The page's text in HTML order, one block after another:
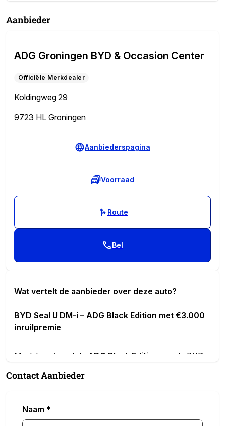
Aanbieder
ADG Groningen BYD & Occasion Center
Officiële Merkdealer
Koldingweg 29
9723 HL Groningen
Aanbiederspagina
Voorraad
Route
Bel
Wat vertelt de aanbieder over deze auto?
BYD Seal U DM-i – ADG Black Edition met €3.000
inruilpremie
Maak kennis met de ADG Black Edition
van de BYD
wat anders wil. Deze uitvoering wordt volledig
resultaat is een strakke, sportieve en exclusieve
Contact Aanbieder
Naam *